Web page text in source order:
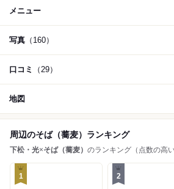
メニュー
写真 （160）
口コミ （29）
地図
周辺のそば（蕎麦）ランキング
下松・光×そば（蕎麦） のランキング（点数の高
1 2